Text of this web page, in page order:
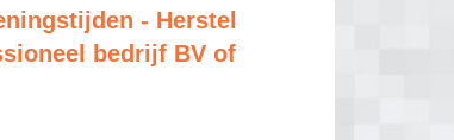
- Herstel
bedrijf BV of